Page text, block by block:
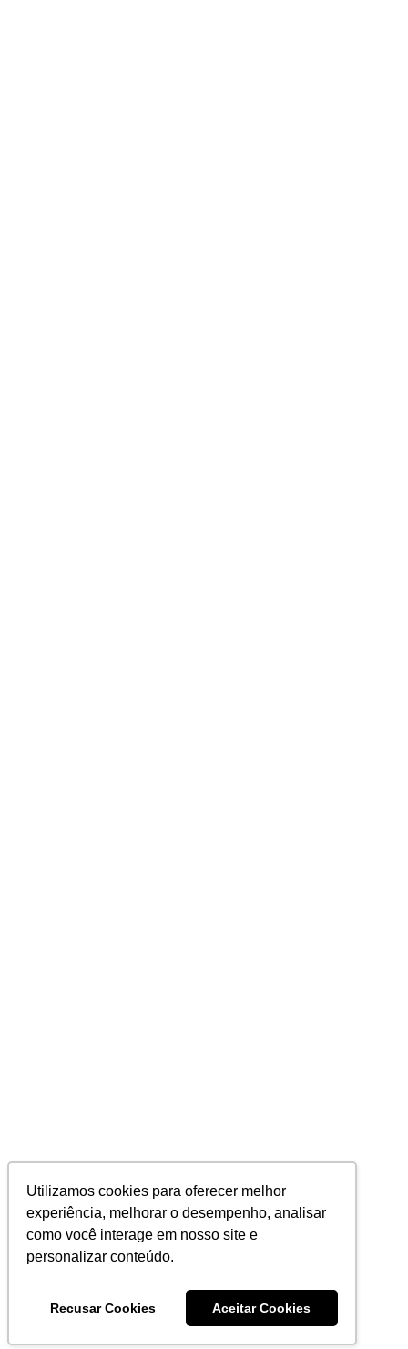
Utilizamos cookies para oferecer melhor
experiência, melhorar o desempenho, analisar
como você interage em nosso site e
personalizar conteúdo.
Recusar Cookies Aceitar Cookies